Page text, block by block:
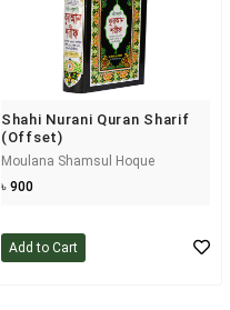
Shahi Nurani Quran Sharif
(offset)
Moulana Shamsul Hoque
৳ 900
Add to Cart